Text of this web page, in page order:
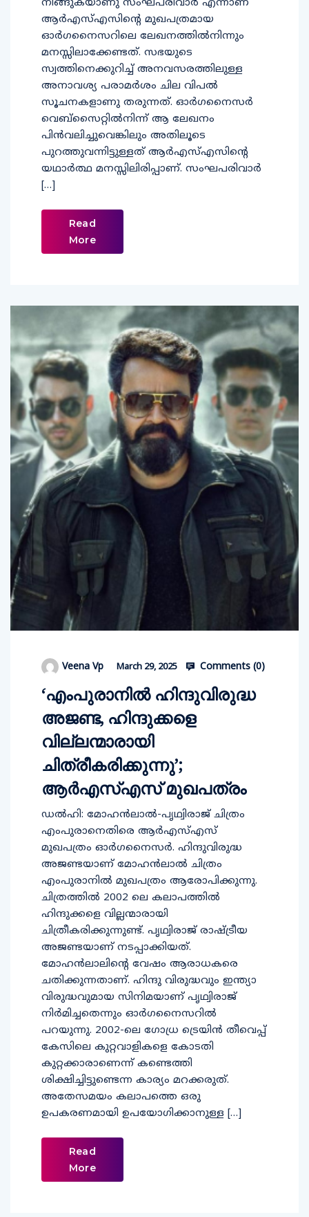
നീങ്ങുകയാണു സംഘപരിവാര്‍ എന്നാണ്
ആര്‍എസ്എസിന്റെ മുഖപത്രമായ
ഓര്‍ഗനൈസറിലെ ലേഖനത്തില്‍നിന്നും
മനസ്സിലാക്കേണ്ടത്. സഭയുടെ
സ്വത്തിനെക്കുറിച്ച് അനവസരത്തിലുള്ള
അനാവശ്യ പരാമര്‍ശം ചില വിപല്‍
സൂചനകളാണു തരുന്നത്. ഓര്‍ഗനൈസര്‍
വെബ്സൈറ്റില്‍നിന്ന് ആ ലേഖനം
പിന്‍വലിച്ചുവെങ്കിലും അതിലൂടെ
പുറത്തുവന്നിട്ടുള്ളത് ആര്‍എസ്എസിന്റെ
യഥാര്‍ത്ഥ മനസ്സിലിരിപ്പാണ്. സംഘപരിവാര്‍
[…]
Read
More
Veena Vp March 29, 2025 Comments (0)
‘എംപുരാനില്‍ ഹിന്ദുവിരുദ്ധ
അജണ്ട, ഹിന്ദുക്കളെ
വില്ലന്മാരായി
ചിത്രീകരിക്കുന്നു’;
ആര്‍എസ്എസ് മുഖപത്രം
ഡല്‍ഹി: മോഹന്‍ലാല്‍-പൃഥ്വിരാജ് ചിത്രം
എംപുരാനെതിരെ ആര്‍എസ്എസ്
മുഖപത്രം ഓര്‍ഗനൈസര്‍. ഹിന്ദുവിരുദ്ധ
അജണ്ടയാണ് മോഹന്‍ലാല്‍ ചിത്രം
എംപുരാനില്‍ മുഖപത്രം ആരോപിക്കുന്നു.
ചിത്രത്തില്‍ 2002 ലെ കലാപത്തില്‍
ഹിന്ദുക്കളെ വില്ലന്മാരായി
ചിത്രീകരിക്കുന്നുണ്ട്. പൃഥ്വിരാജ് രാഷ്ട്രീയ
അജണ്ടയാണ് നടപ്പാക്കിയത്.
മോഹന്‍ലാലിന്റെ വേഷം ആരാധകരെ
ചതിക്കുന്നതാണ്. ഹിന്ദു വിരുദ്ധവും ഇന്ത്യാ
വിരുദ്ധവുമായ സിനിമയാണ് പൃഥ്വിരാജ്
നിര്‍മിച്ചതെന്നും ഓര്‍ഗനൈസറില്‍
പറയുന്നു. 2002-ലെ ഗോധ്ര ട്രെയിന്‍ തീവെപ്പ്
കേസിലെ കുറ്റവാളികളെ കോടതി
കുറ്റക്കാരാണെന്ന് കണ്ടെത്തി
ശിക്ഷിച്ചിട്ടുണ്ടെന്ന കാര്യം മറക്കരുത്.
അതേസമയം കലാപത്തെ ഒരു
ഉപകരണമായി ഉപയോഗിക്കാനുള്ള […]
Read
More